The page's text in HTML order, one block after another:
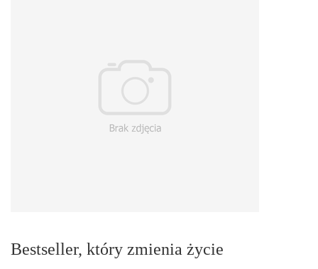
Bestseller, który zmienia życie